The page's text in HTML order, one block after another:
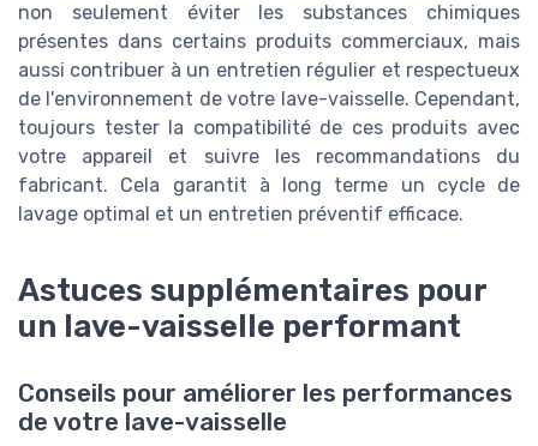
non seulement éviter les substances chimiques
présentes dans certains produits commerciaux, mais
aussi contribuer à un entretien régulier et respectueux
de l'environnement de votre lave-vaisselle. Cependant,
toujours tester la compatibilité de ces produits avec
votre appareil et suivre les recommandations du
fabricant. Cela garantit à long terme un cycle de
lavage optimal et un entretien préventif efficace.
Astuces supplémentaires pour
un lave-vaisselle performant
Conseils pour améliorer les performances
de votre lave-vaisselle